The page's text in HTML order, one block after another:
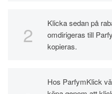
Klicka sedan på
omdirigeras till
kopieras.
Hos ParfymKlick